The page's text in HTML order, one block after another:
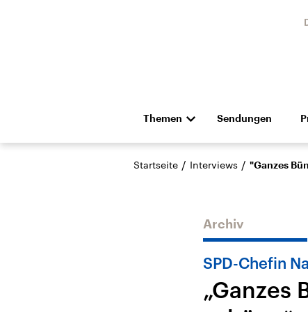
Themen
Die Nachrichten Politik
Hörspiel und Feature Musik
Landtagswahl Sachsen-
Anhalt 2026
USA
Sendungen
Startseite / Interviews / "Ganzes
Archiv
SPD-Chefin
„Ganzes